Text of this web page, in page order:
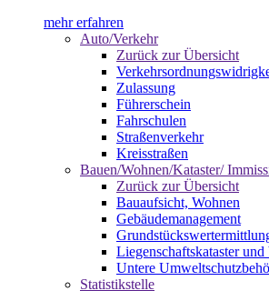
mehr erfahren
Auto/Verkehr
Zurück zur Übersicht
Zulassung
Führerschein
Fahrschulen
Straßenverkehr
Kreisstraßen
Bauen/Wohnen/Kataster/
Zurück zur Übersicht
Bauaufsicht, Wohnen
Gebäudemanagement
Liegenschaftskataster und
Untere
Statistikstelle